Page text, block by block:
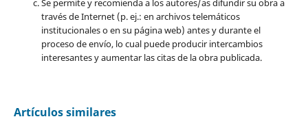
Se permite y recomienda a los autores/as difundir su obra a
través de Internet (p. ej.: en archivos telemáticos
institucionales o en su página web) antes y durante el
proceso de envío, lo cual puede producir intercambios
interesantes y aumentar las citas de la obra publicada.
Artículos similares